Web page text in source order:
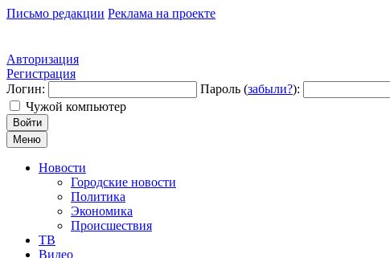
Письмо редакции Реклама на проекте
Авторизация
Регистрация
Логин:
Пароль (забыли?):
Чужой компьютер
Войти
Меню
Новости
Городские новости
Политика
Экономика
Происшествия
ТВ
Видео